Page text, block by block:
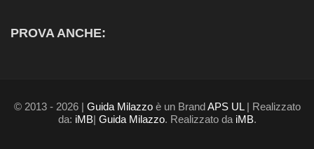
PROVA ANCHE:
© 2013 - 2026 | Guida Milazzo è un BrandAPS UL| Realizzato
da: iMB| Guida Milazzo. Realizzato da iMB.